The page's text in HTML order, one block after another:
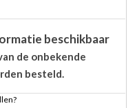
beschikbaar
de onbekende
besteld.